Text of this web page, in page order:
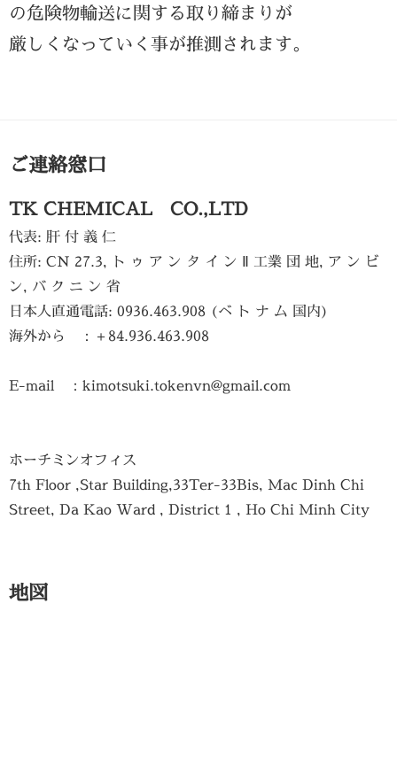
の危険物輸送に関する取り締まりが
厳しくなっていく事が推測されます。
ご連絡窓口
TK CHEMICAL CO.,LTD
代表: 肝 付 義 仁
住所: CN 27.3, ト ゥ ア ン タ イ ン Ⅱ 工業 団 地, ア ン ビ
ン, バ ク ニ ン 省
日本人直通電話: 0936.463.908 (ベ ト ナ ム 国内)
海外から ：＋84.936.463.908
E-mail ：kimotsuki.tokenvn@gmail.com
ホーチミンオフィス
7th Floor ,Star Building,33Ter-33Bis, Mac Dinh Chi
Street, Da Kao Ward , District 1 , Ho Chi Minh City
地図